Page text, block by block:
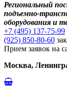
Региональный
подъемно-
оборудования и
+7 (495) 137-75-99
(925) 850-80-60
Прием заявок на
Москва,